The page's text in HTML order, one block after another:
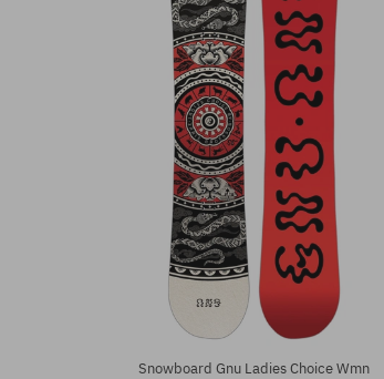
Mărimi existente:
Snowboard Gnu Ladies Choice Wmn